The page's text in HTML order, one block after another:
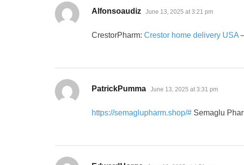
Alfonsoaudiz says:
June 13, 2025 at 3:21 pm
CrestorPharm: Crestor home delivery USA
PatrickPumma says:
June 13, 2025 at 3:31 pm
https://semaglupharm.shop/# Semaglu